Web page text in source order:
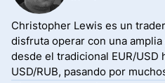
Christopher Lewis es un
disfruta operar con una
desde el tradicional EUR/USD
USD/RUB, pasando por